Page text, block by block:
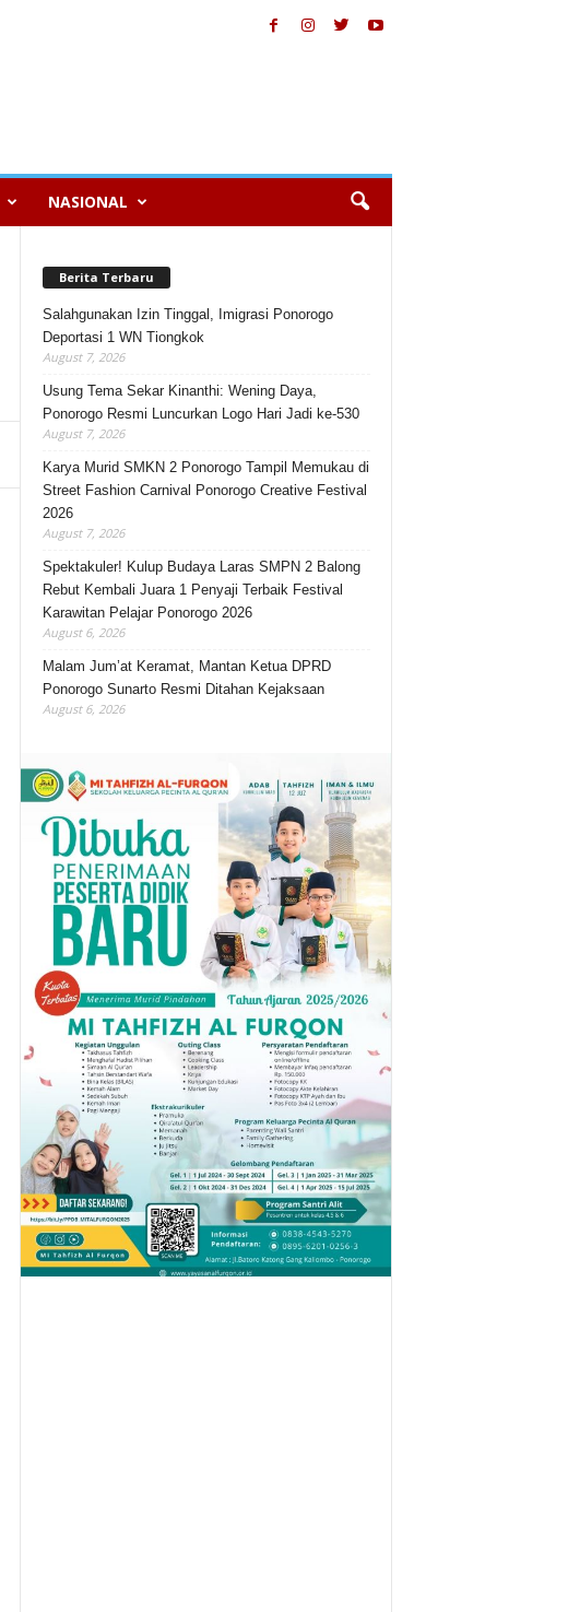
NASIONAL
Berita Terbaru
Salahgunakan Izin Tinggal, Imigrasi Ponorogo
Deportasi 1 WN Tiongkok
August 7, 2026
Usung Tema Sekar Kinanthi: Wening Daya,
Ponorogo Resmi Luncurkan Logo Hari Jadi ke-530
August 7, 2026
Karya Murid SMKN 2 Ponorogo Tampil Memukau di
Street Fashion Carnival Ponorogo Creative Festival
2026
August 7, 2026
Spektakuler! Kulup Budaya Laras SMPN 2 Balong
Rebut Kembali Juara 1 Penyaji Terbaik Festival
Karawitan Pelajar Ponorogo 2026
August 6, 2026
Malam Jum’at Keramat, Mantan Ketua DPRD
Ponorogo Sunarto Resmi Ditahan Kejaksaan
August 6, 2026